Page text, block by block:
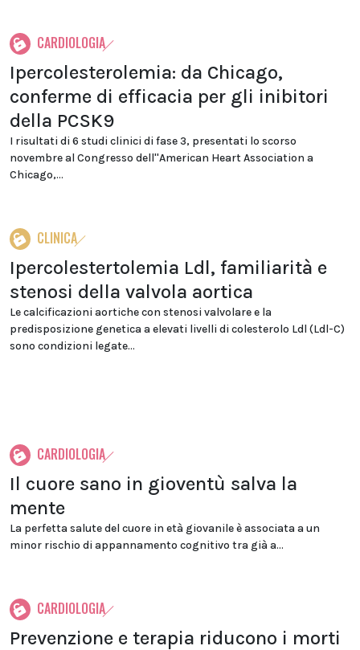
CARDIOLOGIA
Ipercolesterolemia: da Chicago,
conferme di efficacia per gli inibitori
della PCSK9
I risultati di 6 studi clinici di fase 3, presentati lo scorso
novembre al Congresso dell''American Heart Association a
Chicago,...
CLINICA
Ipercolestertolemia Ldl, familiarità e
stenosi della valvola aortica
Le calcificazioni aortiche con stenosi valvolare e la
predisposizione genetica a elevati livelli di colesterolo Ldl (Ldl-C)
sono condizioni legate...
CARDIOLOGIA
Il cuore sano in gioventù salva la
mente
La perfetta salute del cuore in età giovanile è associata a un
minor rischio di appannamento cognitivo tra già a...
CARDIOLOGIA
Prevenzione e terapia riducono i morti